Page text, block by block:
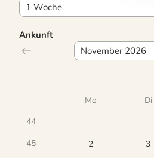
Ankunft
Mo
Di
44
45
2 3